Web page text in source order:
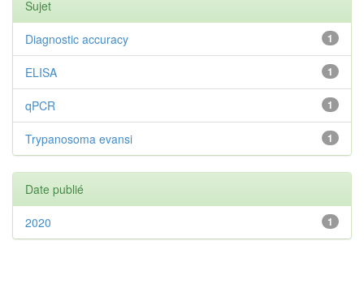
Sujet
1
Diagnostic accuracy
1
ELISA
1
qPCR
1
Trypanosoma evansi
Date publié
1
2020